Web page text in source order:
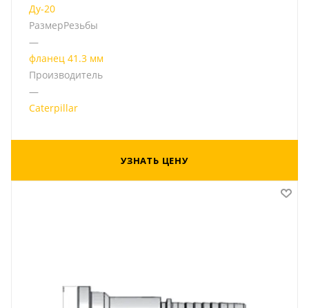
Ду-20
РазмерРезьбы
—
фланец 41.3 мм
Производитель
—
Caterpillar
УЗНАТЬ ЦЕНУ